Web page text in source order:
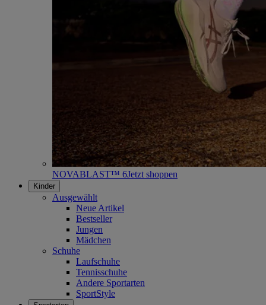
NOVABLAST™ 6Jetzt shoppen
Kinder
Ausgewählt
Neue Artikel
Bestseller
Jungen
Mädchen
Schuhe
Laufschuhe
Tennisschuhe
Andere Sportarten
SportStyle